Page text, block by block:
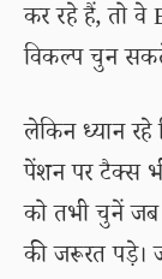
कर रहे हैं, तो
विकल्प चुन
लेकिन ध्यान
पेंशन पर टैक्स
को तभी चुनें
की जरूरत